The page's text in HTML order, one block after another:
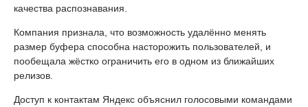
качества распознавания.
Компания признала, что возможность удалённо менять
размер буфера способна насторожить пользователей, и
пообещала жёстко ограничить его в одном из ближайших
релизов.
Доступ к контактам Яндекс объяснил голосовыми командами